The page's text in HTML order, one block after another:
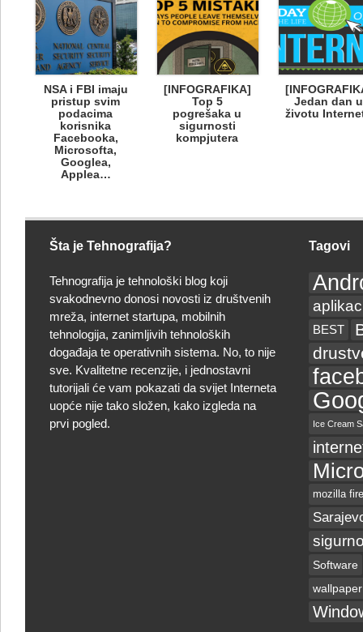
NSA i FBI imaju
pristup svim
podacima
korisnika
Facebooka,
Microsofta,
Googlea,
Applea…
[INFOGRAFIKA]
Top 5
pogrešaka u
sigurnosti
kompjutera
Jedan dan u
životu
Šta je Tehnografija?
Tehnografija je tehnološki blog koji
svakodnevno donosi novosti iz društvenih
mreža, internet startupa, mobilnih
tehnologija, zanimljivih tehnoloških
događaja te operativnih sistema. No, to nije
sve. Kvalitetne recenzije, i jednostavni
tutorijali će vam pokazati da svijet Interneta
uopće nije tako složen, kako izgleda na
prvi pogled.
Tagovi
BEST
Ice Cream
mozilla
Software
wallpaper